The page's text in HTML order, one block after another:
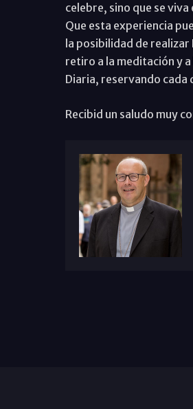
celebre, sino que se
Que esta experiencia
la posibilidad de
retiro a la meditación y
Diaria, reservando cada
Recibid un saludo muy